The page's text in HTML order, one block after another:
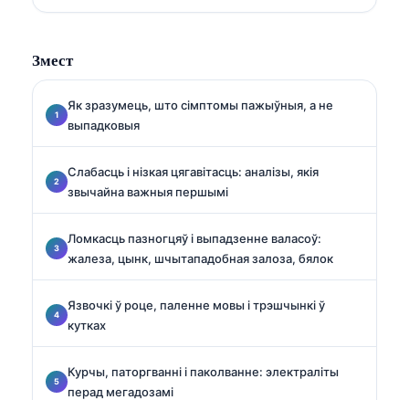
Змест
Як зразумець, што сімптомы пажыўныя, а не
выпадковыя
Слабасць і нізкая цягавітасць: аналізы, якія
звычайна важныя першымі
Ломкасць пазногцяў і выпадзенне валасоў:
жалеза, цынк, шчытападобная залоза, бялок
Язвочкі ў роце, паленне мовы і трэшчынкі ў
кутках
Курчы, паторгванні і паколванне: электраліты
перад мегадозамі